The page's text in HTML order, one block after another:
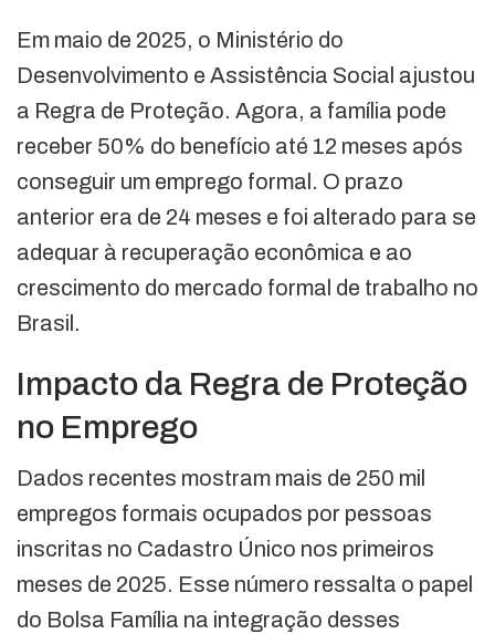
Em maio de 2025, o Ministério do
Desenvolvimento e Assistência Social ajustou
a Regra de Proteção. Agora, a família pode
receber 50% do benefício até 12 meses após
conseguir um emprego formal. O prazo
anterior era de 24 meses e foi alterado para se
adequar à recuperação econômica e ao
crescimento do mercado formal de trabalho no
Brasil.
Impacto da Regra de Proteção
no Emprego
Dados recentes mostram mais de 250 mil
empregos formais ocupados por pessoas
inscritas no Cadastro Único nos primeiros
meses de 2025. Esse número ressalta o papel
do Bolsa Família na integração desses